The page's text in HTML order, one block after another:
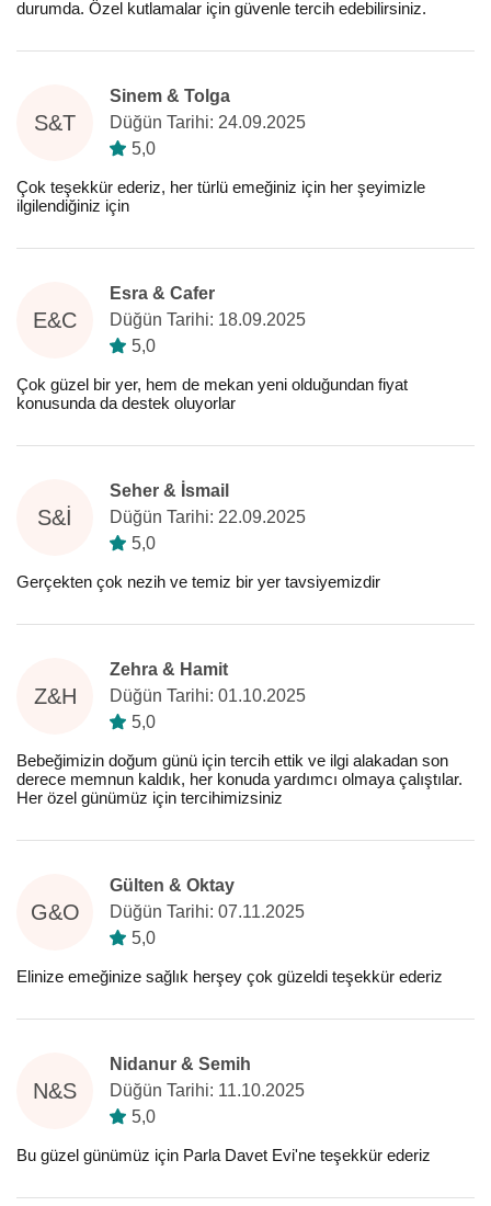
durumda. Özel kutlamalar için güvenle tercih edebilirsiniz.
S&T
Sinem & Tolga
Düğün Tarihi: 24.09.2025
5,0
Çok teşekkür ederiz, her türlü emeğiniz için her şeyimizle
ilgilendiğiniz için
E&C
Esra & Cafer
Düğün Tarihi: 18.09.2025
5,0
Çok güzel bir yer, hem de mekan yeni olduğundan fiyat
konusunda da destek oluyorlar
S&İ
Seher & İsmail
Düğün Tarihi: 22.09.2025
5,0
Gerçekten çok nezih ve temiz bir yer tavsiyemizdir
Z&H
Zehra & Hamit
Düğün Tarihi: 01.10.2025
5,0
Bebeğimizin doğum günü için tercih ettik ve ilgi alakadan son
derece memnun kaldık, her konuda yardımcı olmaya çalıştılar.
Her özel günümüz için tercihimizsiniz
G&O
Gülten & Oktay
Düğün Tarihi: 07.11.2025
5,0
Elinize emeğinize sağlık herşey çok güzeldi teşekkür ederiz
N&S
Nidanur & Semih
Düğün Tarihi: 11.10.2025
5,0
Bu güzel günümüz için Parla Davet Evi'ne teşekkür ederiz